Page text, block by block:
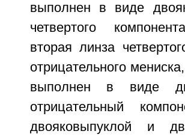
выполнен в виде
четвертого
вторая линза
отрицательного
выполнен в виде
отрицательный
двояковыпуклой и